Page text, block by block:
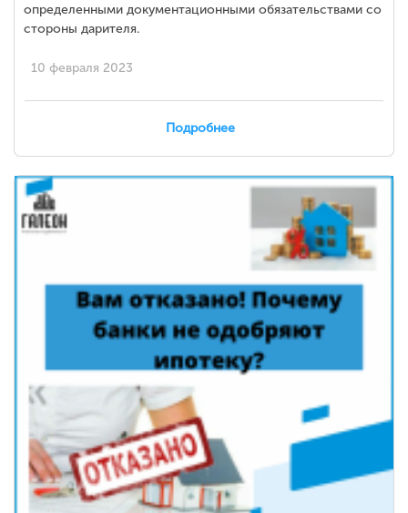
определенными документационными обязательствами со
стороны дарителя.
10 февраля 2023
Подробнее